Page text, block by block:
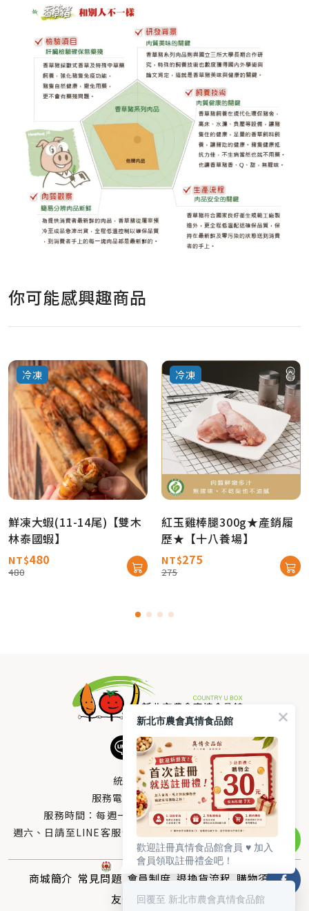
你可能感興趣商品
冷凍
鮮凍大蝦(11-14尾)【雙木
林泰國蝦】
NT$480
480
冷凍
紅玉雞棒腿300g★產銷履
歷★【十八養場】
NT$275
275
統編：33378005
服務電話：0800-666-980
服務時間：每週一至週五AM 8：10～PM 5：00
週六、日請至LINE客服留言 LINE@帳號搜尋：@uboxorg
商城簡介 常見問題 會員制度 退換貨流程 購物須知
友情連結 聯絡我們
新北市農會真情食品館
歡迎註冊真情食品館會員 ♥️ 加入
會員領取註冊禮金吧！
回覆至 新北市農會真情食品館